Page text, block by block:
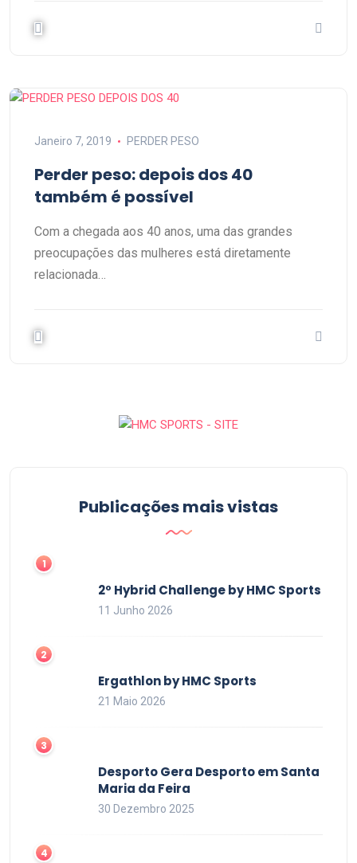
Janeiro 7, 2019 PERDER PESO
Perder peso: depois dos 40
também é possível
Com a chegada aos 40 anos, uma das grandes
preocupações das mulheres está diretamente
relacionada…
Publicações mais vistas
2º Hybrid Challenge by HMC Sports
11 Junho 2026
Ergathlon by HMC Sports
21 Maio 2026
Desporto Gera Desporto em Santa
Maria da Feira
30 Dezembro 2025